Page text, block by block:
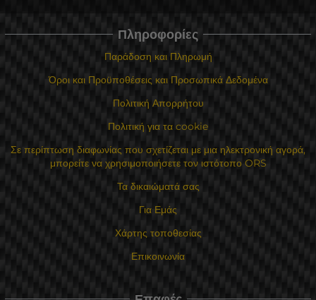
Πληροφορίες
Παράδοση και Πληρωμή
Όροι και Προϋποθέσεις και Προσωπικά Δεδομένα
Πολιτική Απορρήτου
Πολιτική για τα cookie
Σε περίπτωση διαφωνίας που σχετίζεται με μια ηλεκτρονική αγορά,
μπορείτε να χρησιμοποιήσετε τον ιστότοπο ORS
Τα δικαιώματά σας
Για Εμάς
Χάρτης τοποθεσίας
Επικοινωνία